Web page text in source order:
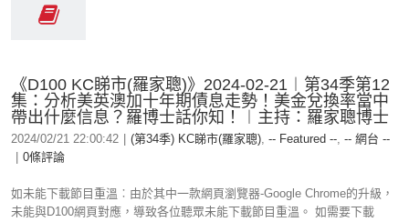
《D100 KC睇市(羅家聰)》2024-02-21︱第34季第12
集：分析美英澳加十年期債息走勢！美金兌換率當中
帶出什麼信息？羅博士話你知！︱主持：羅家聰博士
2024/02/21 22:00:42 (第34季) KC睇市(羅家聰), -- Featured --, -- 網台 --
0條評論
如未能下載節目重溫︰由於其中一款網頁瀏覽器-Google Chrome的升級，
未能與D100網頁對應，導致各位聽眾未能下載節目重溫。 如需要下載